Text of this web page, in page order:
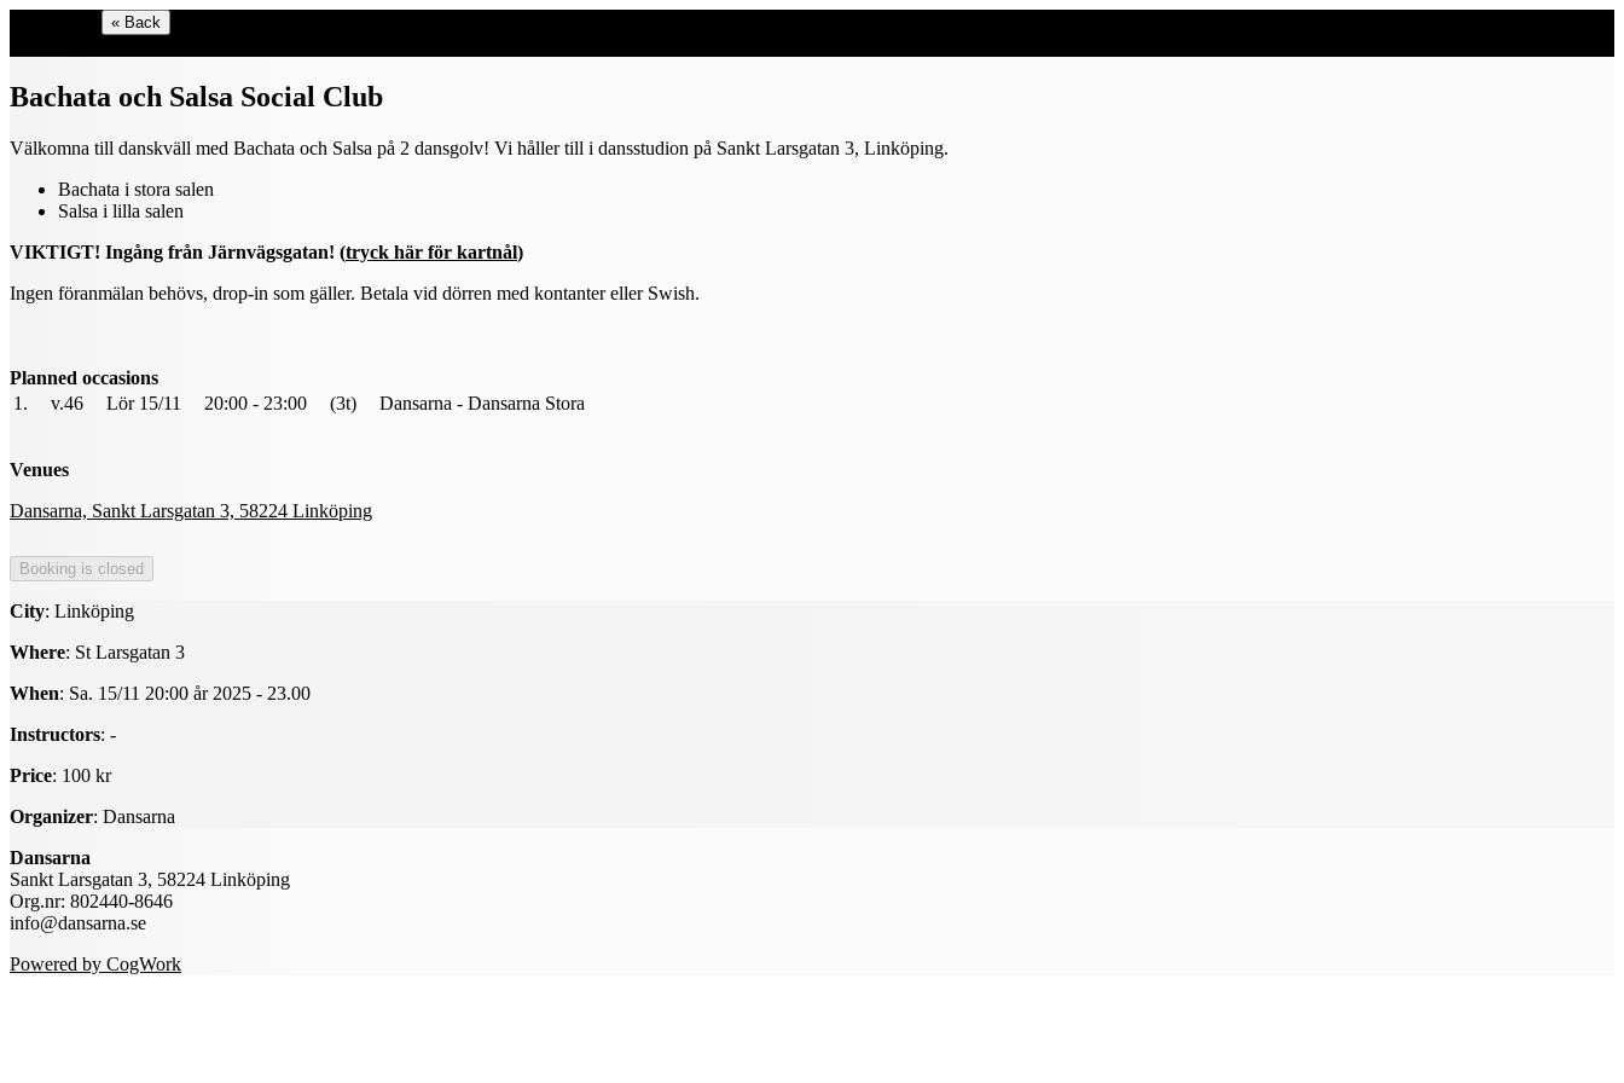
« Back
Bachata och Salsa Social Club
Välkomna till danskväll med Bachata och Salsa på 2 dansgolv! Vi håller till i dansstudion på Sankt Larsgatan 3, Linköping.
Bachata i stora salen
Salsa i lilla salen
VIKTIGT! Ingång från Järnvägsgatan! (tryck här för kartnål)
Ingen föranmälan behövs, drop-in som gäller. Betala vid dörren med kontanter eller Swish.
Planned occasions
1.
v.46 Lör 15/11 20:00 - 23:00 (3t) Dansarna - Dansarna Stora
Venues
Dansarna, Sankt Larsgatan 3, 58224 Linköping
City: Linköping
Where: St Larsgatan 3
When: Sa. 15/11 20:00 år 2025 - 23.00
Instructors: -
Price: 100 kr
Organizer: Dansarna
Dansarna
Sankt Larsgatan 3, 58224 Linköping
Org.nr: 802440-8646
info@dansarna.se
Powered by CogWork